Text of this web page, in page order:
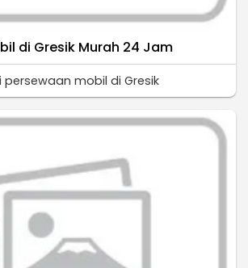
di Gresik Murah 24 Jam
mobil di Gresik